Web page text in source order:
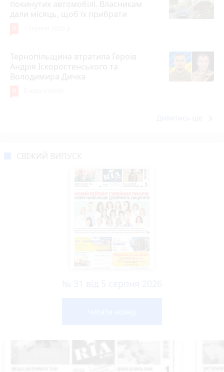
покинутих автомобілі. Власникам
дали місяць, щоб їх прибрати
Тернопільщина втратила Героїв
Андрія Іскоростенського та
Володимира Дичка